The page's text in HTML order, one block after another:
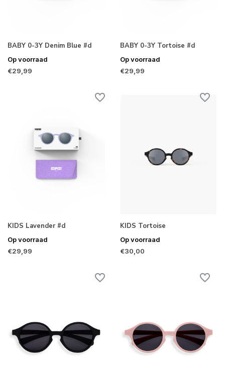
BABY 0-3Y Denim Blue #d
Op voorraad
€29,99
BABY 0-3Y Tortoise #d
Op voorraad
€29,99
KIDS Lavender #d
Op voorraad
€29,99
KIDS Tortoise
Op voorraad
€30,00